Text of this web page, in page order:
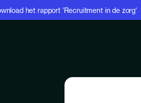
het rapport 'Recruitment in de zorg'